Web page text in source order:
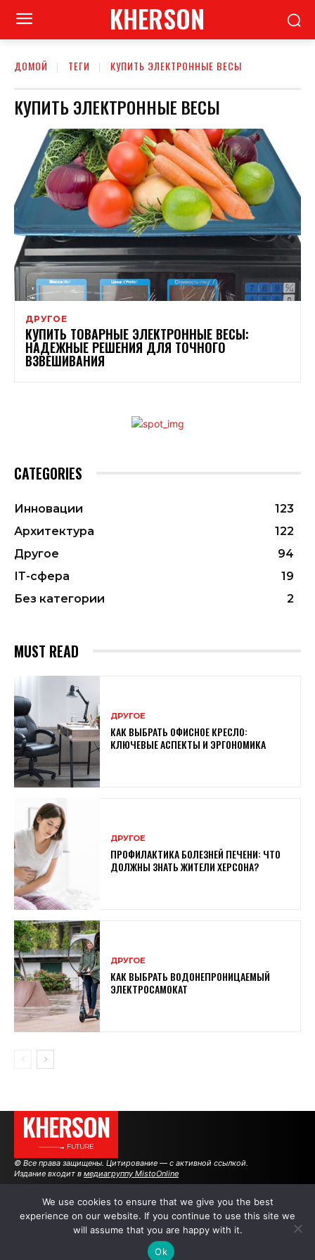
KHERSON
ДОМОЙ ТЕГИ КУПИТЬ ЭЛЕКТРОННЫЕ ВЕСЫ
КУПИТЬ ЭЛЕКТРОННЫЕ ВЕСЫ
ДРУГОЕ
КУПИТЬ ТОВАРНЫЕ ЭЛЕКТРОННЫЕ ВЕСЫ:
НАДЕЖНЫЕ РЕШЕНИЯ ДЛЯ ТОЧНОГО
ВЗВЕШИВАНИЯ
CATEGORIES
Инновации
123
Архитектура
122
Другое
94
ІТ-сфера
19
Без категории
2
MUST READ
ДРУГОЕ
КАК ВЫБРАТЬ ОФИСНОЕ КРЕСЛО:
КЛЮЧЕВЫЕ АСПЕКТЫ И ЭРГОНОМИКА
ДРУГОЕ
ПРОФИЛАКТИКА БОЛЕЗНЕЙ ПЕЧЕНИ: ЧТО
ДОЛЖНЫ ЗНАТЬ ЖИТЕЛИ ХЕРСОНА?
ДРУГОЕ
КАК ВЫБРАТЬ ВОДОНЕПРОНИЦАЕМЫЙ
ЭЛЕКТРОСАМОКАТ
KHERSON
———→ FUTURE
© Все права защищены. Цитирование — с активной ссылкой.
Издание входит в медиагруппу MistoOnline
АВТОРЫ РЕКЛАМА НА САЙТЕ
We use cookies to ensure that we give you the best
experience on our website. If you continue to use this site we
will assume that you are happy with it.
Ok